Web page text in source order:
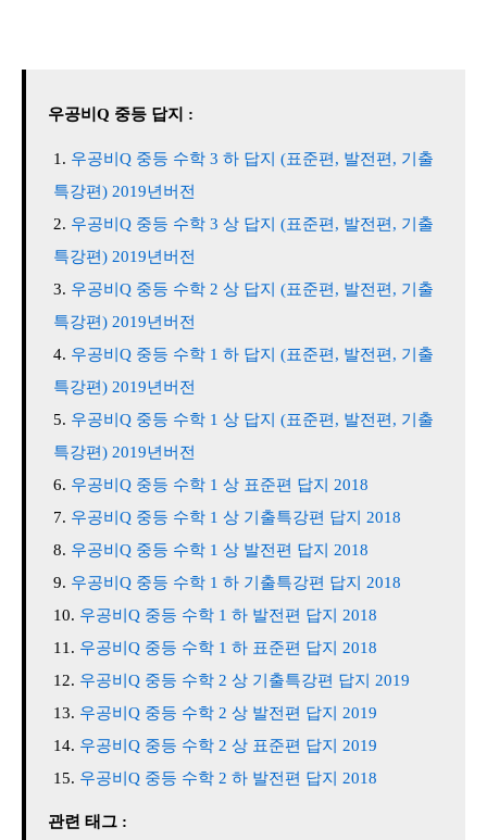
우공비Q 중등 답지 :
우공비Q 중등 수학 3 하 답지 (표준편, 발전편, 기출
특강편) 2019년버전
우공비Q 중등 수학 3 상 답지 (표준편, 발전편, 기출
특강편) 2019년버전
우공비Q 중등 수학 2 상 답지 (표준편, 발전편, 기출
특강편) 2019년버전
우공비Q 중등 수학 1 하 답지 (표준편, 발전편, 기출
특강편) 2019년버전
우공비Q 중등 수학 1 상 답지 (표준편, 발전편, 기출
특강편) 2019년버전
우공비Q 중등 수학 1 상 표준편 답지 2018
우공비Q 중등 수학 1 상 기출특강편 답지 2018
우공비Q 중등 수학 1 상 발전편 답지 2018
우공비Q 중등 수학 1 하 기출특강편 답지 2018
우공비Q 중등 수학 1 하 발전편 답지 2018
우공비Q 중등 수학 1 하 표준편 답지 2018
우공비Q 중등 수학 2 상 기출특강편 답지 2019
우공비Q 중등 수학 2 상 발전편 답지 2019
우공비Q 중등 수학 2 상 표준편 답지 2019
우공비Q 중등 수학 2 하 발전편 답지 2018
관련 태그 :